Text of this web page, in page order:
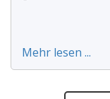
Mehr lesen ...